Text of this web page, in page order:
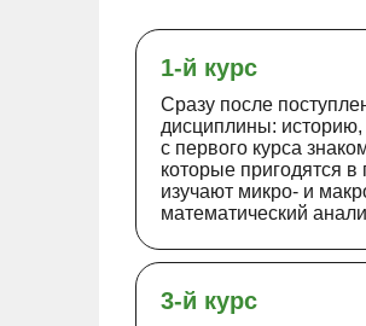
1-й курс
Сразу после
дисциплины:
с первого курса
которые пригодятся
изучают микро- и
математический
3-й курс